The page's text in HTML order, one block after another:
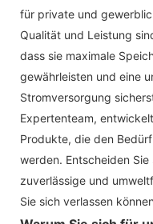
für private und
Qualität und Leistung
dass sie maximale
gewährleisten und eine
Stromversorgung
Expertenteam,
Produkte, die den
werden. Entscheiden
zuverlässige und
Sie sich verlassen